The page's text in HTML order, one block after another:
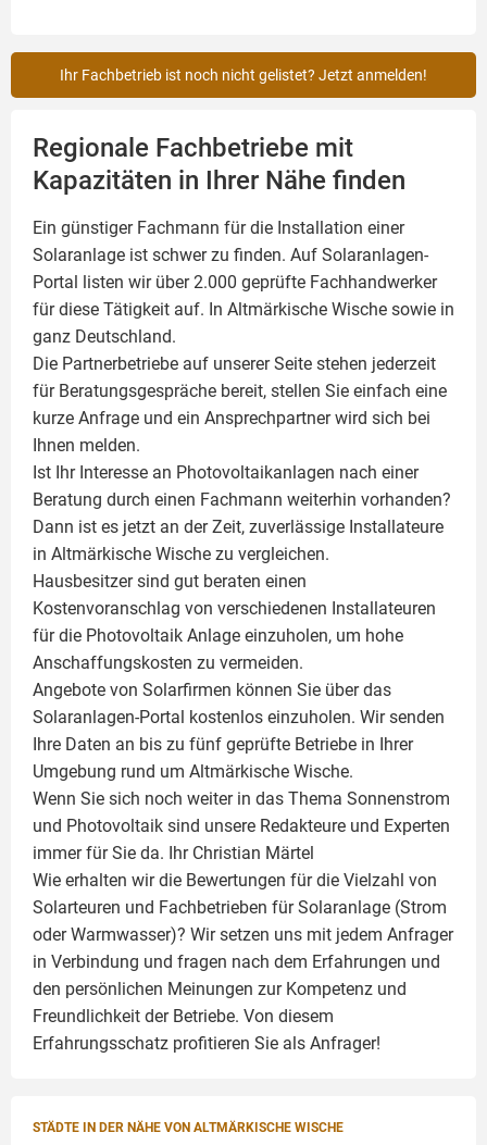
Ihr Fachbetrieb ist noch nicht gelistet? Jetzt anmelden!
Regionale Fachbetriebe mit
Kapazitäten in Ihrer Nähe finden
Ein günstiger Fachmann für die Installation einer
Solaranlage ist schwer zu finden. Auf Solaranlagen-
Portal listen wir über 2.000 geprüfte Fachhandwerker
für diese Tätigkeit auf. In Altmärkische Wische sowie in
ganz Deutschland.
Die Partnerbetriebe auf unserer Seite stehen jederzeit
für Beratungsgespräche bereit, stellen Sie einfach eine
kurze Anfrage und ein Ansprechpartner wird sich bei
Ihnen melden.
Ist Ihr Interesse an Photovoltaikanlagen nach einer
Beratung durch einen Fachmann weiterhin vorhanden?
Dann ist es jetzt an der Zeit, zuverlässige Installateure
in Altmärkische Wische zu vergleichen.
Hausbesitzer sind gut beraten einen
Kostenvoranschlag von verschiedenen Installateuren
für die Photovoltaik Anlage einzuholen, um hohe
Anschaffungskosten zu vermeiden.
Angebote von Solarfirmen können Sie über das
Solaranlagen-Portal kostenlos einzuholen. Wir senden
Ihre Daten an bis zu fünf geprüfte Betriebe in Ihrer
Umgebung rund um Altmärkische Wische.
Wenn Sie sich noch weiter in das Thema Sonnenstrom
und Photovoltaik sind unsere Redakteure und Experten
immer für Sie da. Ihr Christian Märtel
Wie erhalten wir die Bewertungen für die Vielzahl von
Solarteuren und Fachbetrieben für Solaranlage (Strom
oder Warmwasser)? Wir setzen uns mit jedem Anfrager
in Verbindung und fragen nach dem Erfahrungen und
den persönlichen Meinungen zur Kompetenz und
Freundlichkeit der Betriebe. Von diesem
Erfahrungsschatz profitieren Sie als Anfrager!
STÄDTE IN DER NÄHE VON ALTMÄRKISCHE WISCHE